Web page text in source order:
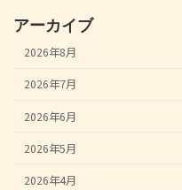
アーカイブ
2026年8月
2026年7月
2026年6月
2026年5月
2026年4月